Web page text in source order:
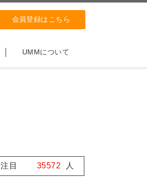
会員登録はこちら
UMMについて
注目 35572 人